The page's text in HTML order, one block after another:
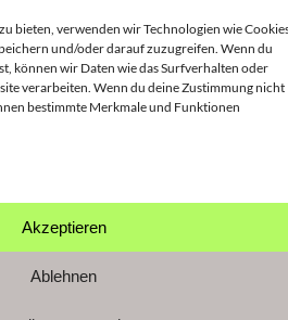
bieten, verwenden wir Technologien wie
und/oder darauf zuzugreifen. Wenn du
können wir Daten wie das Surfverhalten oder
verarbeiten. Wenn du deine Zustimmung nicht
bestimmte Merkmale und Funktionen
Akzeptieren
Ablehnen